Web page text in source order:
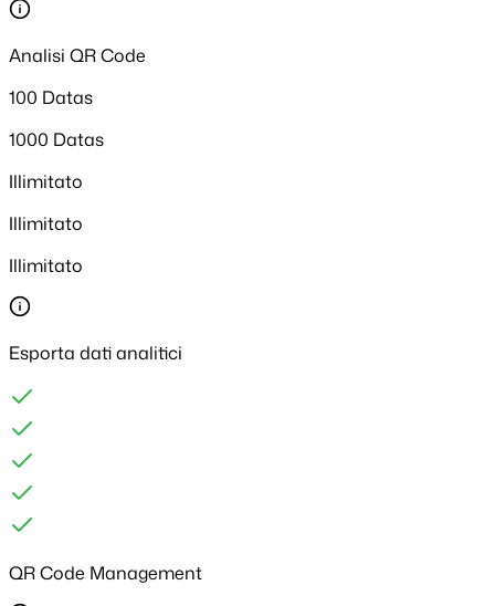
Analisi QR Code
100 Datas
1000 Datas
Illimitato
Illimitato
Illimitato
Esporta dati analitici
QR Code Management